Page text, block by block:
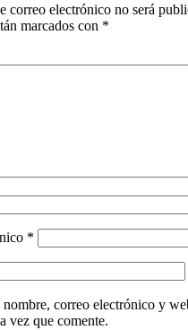
correo electrónico no será
marcados con *
*
correo electrónico y
vez que comente.